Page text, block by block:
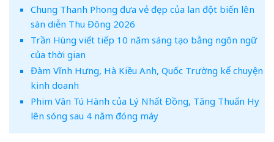
Chung Thanh Phong đưa vẻ đẹp của lan đột biến lên
sàn diễn Thu Đông 2026
Trần Hùng viết tiếp 10 năm sáng tạo bằng ngôn ngữ
của thời gian
Đàm Vĩnh Hưng, Hà Kiều Anh, Quốc Trường kể chuyện
kinh doanh
Phim Vân Tú Hành của Lý Nhất Đồng, Tăng Thuấn Hy
lên sóng sau 4 năm đóng máy